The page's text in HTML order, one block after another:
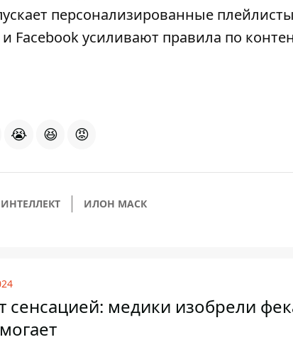
персонализированные
Facebook усиливают правила по
😭 😆 😡
ИЛОН МАСК
сенсацией: медики изобрели